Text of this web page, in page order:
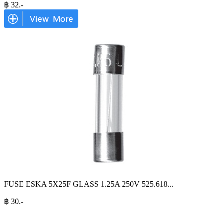
฿ 32.-
FUSE ESKA 5X25F GLASS 1.25A 250V 525.618...
฿ 30.-